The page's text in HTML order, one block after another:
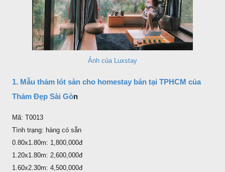
Ảnh của Luxstay
1. Mẫu thảm lót sàn cho homestay bán tại TPHCM của
Thảm Đẹp Sài Gòn
Mã: T0013
Tình trạng: hàng có sẵn
0.80x1.80m: 1,800,000đ
1.20x1.80m: 2,600,000đ
1.60x2.30m: 4,500,000đ